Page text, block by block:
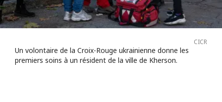
CICR
Un volontaire de la Croix-Rouge ukrainienne donne les
premiers soins à un résident de la ville de Kherson.